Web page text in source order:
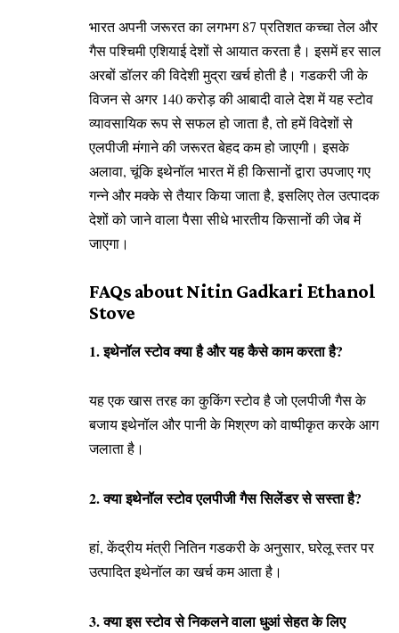
भारत अपनी जरूरत का लगभग 87 प्रतिशत कच्चा तेल और
गैस पश्चिमी एशियाई देशों से आयात करता है। इसमें हर साल
अरबों डॉलर की विदेशी मुद्रा खर्च होती है। गडकरी जी के
विजन से अगर 140 करोड़ की आबादी वाले देश में यह स्टोव
व्यावसायिक रूप से सफल हो जाता है, तो हमें विदेशों से
एलपीजी मंगाने की जरूरत बेहद कम हो जाएगी। इसके
अलावा, चूंकि इथेनॉल भारत में ही किसानों द्वारा उपजाए गए
गन्ने और मक्के से तैयार किया जाता है, इसलिए तेल उत्पादक
देशों को जाने वाला पैसा सीधे भारतीय किसानों की जेब में
जाएगा।
FAQs about Nitin Gadkari Ethanol
Stove
1. इथेनॉल स्टोव क्या है और यह कैसे काम करता है?
यह एक खास तरह का कुकिंग स्टोव है जो एलपीजी गैस के
बजाय इथेनॉल और पानी के मिश्रण को वाष्पीकृत करके आग
जलाता है।
2. क्या इथेनॉल स्टोव एलपीजी गैस सिलेंडर से सस्ता है?
हां, केंद्रीय मंत्री नितिन गडकरी के अनुसार, घरेलू स्तर पर
उत्पादित इथेनॉल का खर्च कम आता है।
3. क्या इस स्टोव से निकलने वाला धुआं सेहत के लिए